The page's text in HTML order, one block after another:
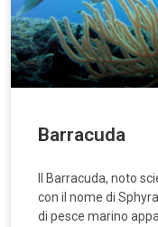
Barracuda
Il Barracuda, noto
con il nome di
di pesce marino